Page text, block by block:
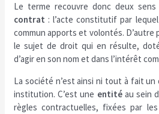
Le terme recouvre donc deux
contrat : l’acte constitutif par
commun apports et volontés. D’autre
le sujet de droit qui en résulte,
d’agir en son nom et dans l’intérêt
La société n’est ainsi ni tout à fait
institution. C’est une entitéau sein
règles contractuelles, fixées par